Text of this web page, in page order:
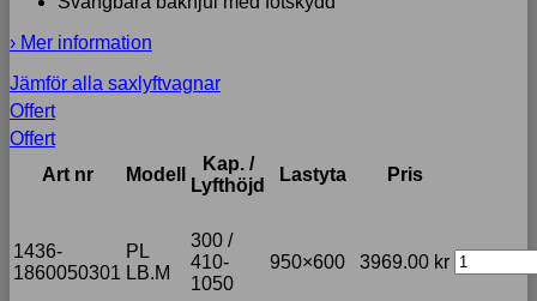
› Mer information
Jämför alla saxlyftvagnar
Offert
Offert
Art nr
Modell
Kap. /
Lyfthöjd
Lastyta Pris
1436-
1860050301
PL
LB.M
300 /
410-
1050
950×600 3969.00 kr